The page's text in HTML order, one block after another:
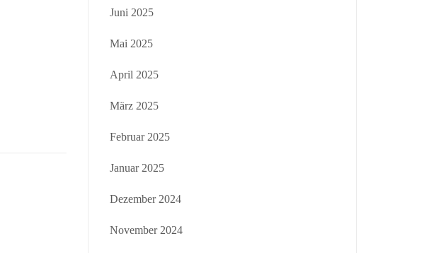
Juni 2025
Mai 2025
April 2025
März 2025
Februar 2025
Januar 2025
Dezember 2024
November 2024